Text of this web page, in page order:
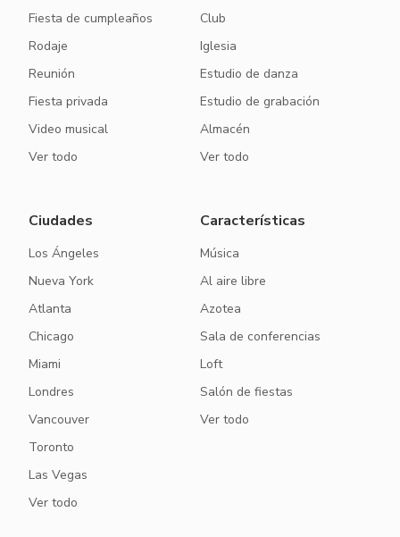
Fiesta de cumpleaños
Rodaje
Reunión
Fiesta privada
Video musical
Ver todo
Club
Iglesia
Estudio de danza
Estudio de grabación
Almacén
Ver todo
Ciudades
Los Ángeles
Nueva York
Atlanta
Chicago
Miami
Londres
Vancouver
Toronto
Las Vegas
Ver todo
Características
Música
Al aire libre
Azotea
Sala de conferencias
Loft
Salón de fiestas
Ver todo